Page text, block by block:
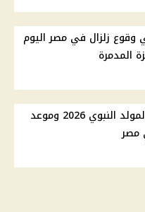
وقوع زلزال في مصر اليوم
المدمرة
موقف ترحيل إجازة المولد النبوي 2026 وموعد
مصر